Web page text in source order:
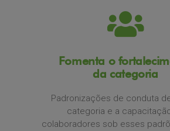
Fomenta o
da categoria
Padronizações de conduta
categoria e a
colaboradores sob esses